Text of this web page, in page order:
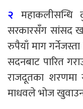
२ महाकलीसन्धि
सरकारसँग सांसद
रुपैयाँ माग
सदनबाट पारित
राजदूतका शरणमा
माधवले भोज